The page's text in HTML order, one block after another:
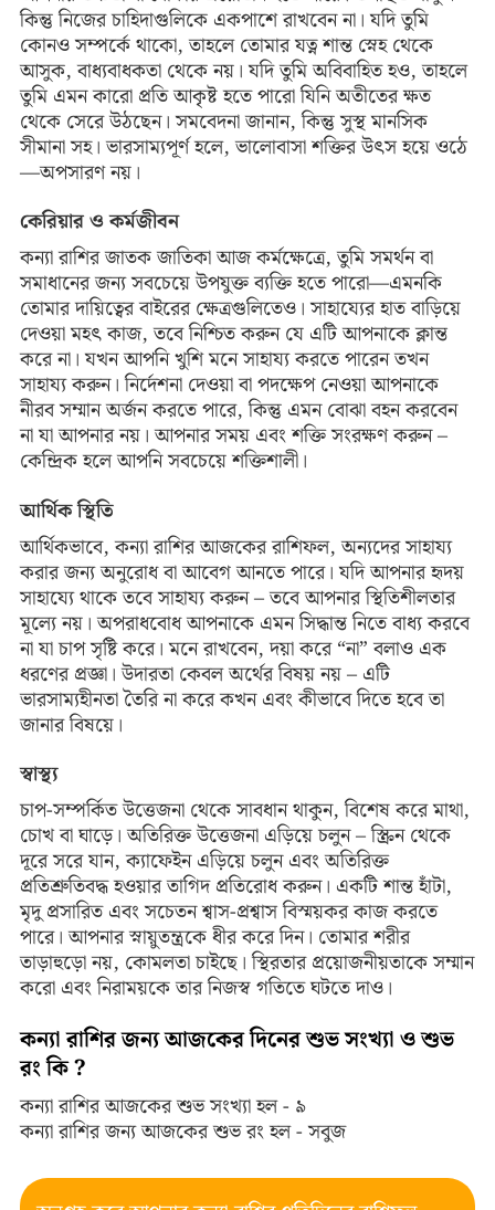
কিন্তু নিজের চাহিদাগুলিকে একপাশে রাখবেন না। যদি তুমি
কোনও সম্পর্কে থাকো, তাহলে তোমার যত্ন শান্ত স্নেহ থেকে
আসুক, বাধ্যবাধকতা থেকে নয়। যদি তুমি অবিবাহিত হও, তাহলে
তুমি এমন কারো প্রতি আকৃষ্ট হতে পারো যিনি অতীতের ক্ষত
থেকে সেরে উঠছেন। সমবেদনা জানান, কিন্তু সুস্থ মানসিক
সীমানা সহ। ভারসাম্যপূর্ণ হলে, ভালোবাসা শক্তির উৎস হয়ে ওঠে
—অপসারণ নয়।
কেরিয়ার ও কর্মজীবন
কন্যা রাশির জাতক জাতিকা আজ কর্মক্ষেত্রে, তুমি সমর্থন বা
সমাধানের জন্য সবচেয়ে উপযুক্ত ব্যক্তি হতে পারো—এমনকি
তোমার দায়িত্বের বাইরের ক্ষেত্রগুলিতেও। সাহায্যের হাত বাড়িয়ে
দেওয়া মহৎ কাজ, তবে নিশ্চিত করুন যে এটি আপনাকে ক্লান্ত
করে না। যখন আপনি খুশি মনে সাহায্য করতে পারেন তখন
সাহায্য করুন। নির্দেশনা দেওয়া বা পদক্ষেপ নেওয়া আপনাকে
নীরব সম্মান অর্জন করতে পারে, কিন্তু এমন বোঝা বহন করবেন
না যা আপনার নয়। আপনার সময় এবং শক্তি সংরক্ষণ করুন –
কেন্দ্রিক হলে আপনি সবচেয়ে শক্তিশালী।
আর্থিক স্থিতি
আর্থিকভাবে, কন্যা রাশির আজকের রাশিফল, অন্যদের সাহায্য
করার জন্য অনুরোধ বা আবেগ আনতে পারে। যদি আপনার হৃদয়
সাহায্যে থাকে তবে সাহায্য করুন – তবে আপনার স্থিতিশীলতার
মূল্যে নয়। অপরাধবোধ আপনাকে এমন সিদ্ধান্ত নিতে বাধ্য করবে
না যা চাপ সৃষ্টি করে। মনে রাখবেন, দয়া করে “না” বলাও এক
ধরণের প্রজ্ঞা। উদারতা কেবল অর্থের বিষয় নয় – এটি
ভারসাম্যহীনতা তৈরি না করে কখন এবং কীভাবে দিতে হবে তা
জানার বিষয়ে।
স্বাস্থ্য
চাপ-সম্পর্কিত উত্তেজনা থেকে সাবধান থাকুন, বিশেষ করে মাথা,
চোখ বা ঘাড়ে। অতিরিক্ত উত্তেজনা এড়িয়ে চলুন – স্ক্রিন থেকে
দূরে সরে যান, ক্যাফেইন এড়িয়ে চলুন এবং অতিরিক্ত
প্রতিশ্রুতিবদ্ধ হওয়ার তাগিদ প্রতিরোধ করুন। একটি শান্ত হাঁটা,
মৃদু প্রসারিত এবং সচেতন শ্বাস-প্রশ্বাস বিস্ময়কর কাজ করতে
পারে। আপনার স্নায়ুতন্ত্রকে ধীর করে দিন। তোমার শরীর
তাড়াহুড়ো নয়, কোমলতা চাইছে। স্থিরতার প্রয়োজনীয়তাকে সম্মান
করো এবং নিরাময়কে তার নিজস্ব গতিতে ঘটতে দাও।
কন্যা রাশির জন্য আজকের দিনের শুভ সংখ্যা ও শুভ
রং কি ?
কন্যা রাশির আজকের শুভ সংখ্যা হল - ৯
কন্যা রাশির জন্য আজকের শুভ রং হল - সবুজ